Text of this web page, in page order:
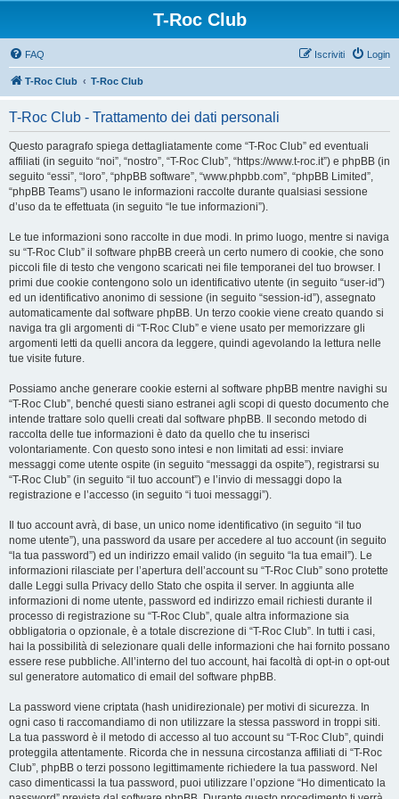
T-Roc Club
FAQ Login
Iscriviti
T-Roc Club T-Roc Club
T-Roc Club - Trattamento dei dati personali
Questo paragrafo spiega dettagliatamente come “T-Roc Club” ed eventuali
affiliati (in seguito “noi”, “nostro”, “T-Roc Club”, “https://www.t-roc.it”) e phpBB (in
seguito “essi”, “loro”, “phpBB software”, “www.phpbb.com”, “phpBB Limited”,
“phpBB Teams”) usano le informazioni raccolte durante qualsiasi sessione
d’uso da te effettuata (in seguito “le tue informazioni”).
Le tue informazioni sono raccolte in due modi. In primo luogo, mentre si naviga
su “T-Roc Club” il software phpBB creerà un certo numero di cookie, che sono
piccoli file di testo che vengono scaricati nei file temporanei del tuo browser. I
primi due cookie contengono solo un identificativo utente (in seguito “user-id”)
ed un identificativo anonimo di sessione (in seguito “session-id”), assegnato
automaticamente dal software phpBB. Un terzo cookie viene creato quando si
naviga tra gli argomenti di “T-Roc Club” e viene usato per memorizzare gli
argomenti letti da quelli ancora da leggere, quindi agevolando la lettura nelle
tue visite future.
Possiamo anche generare cookie esterni al software phpBB mentre navighi su
“T-Roc Club”, benché questi siano estranei agli scopi di questo documento che
intende trattare solo quelli creati dal software phpBB. Il secondo metodo di
raccolta delle tue informazioni è dato da quello che tu inserisci
volontariamente. Con questo sono intesi e non limitati ad essi: inviare
messaggi come utente ospite (in seguito “messaggi da ospite”), registrarsi su
“T-Roc Club” (in seguito “il tuo account”) e l’invio di messaggi dopo la
registrazione e l’accesso (in seguito “i tuoi messaggi”).
Il tuo account avrà, di base, un unico nome identificativo (in seguito “il tuo
nome utente”), una password da usare per accedere al tuo account (in seguito
“la tua password”) ed un indirizzo email valido (in seguito “la tua email”). Le
informazioni rilasciate per l’apertura dell’account su “T-Roc Club” sono protette
dalle Leggi sulla Privacy dello Stato che ospita il server. In aggiunta alle
informazioni di nome utente, password ed indirizzo email richiesti durante il
processo di registrazione su “T-Roc Club”, quale altra informazione sia
obbligatoria o opzionale, è a totale discrezione di “T-Roc Club”. In tutti i casi,
hai la possibilità di selezionare quali delle informazioni che hai fornito possano
essere rese pubbliche. All’interno del tuo account, hai facoltà di opt-in o opt-out
sul generatore automatico di email del software phpBB.
La password viene criptata (hash unidirezionale) per motivi di sicurezza. In
ogni caso ti raccomandiamo di non utilizzare la stessa password in troppi siti.
La tua password è il metodo di accesso al tuo account su “T-Roc Club”, quindi
proteggila attentamente. Ricorda che in nessuna circostanza affiliati di “T-Roc
Club”, phpBB o terzi possono legittimamente richiedere la tua password. Nel
caso dimenticassi la tua password, puoi utilizzare l’opzione “Ho dimenticato la